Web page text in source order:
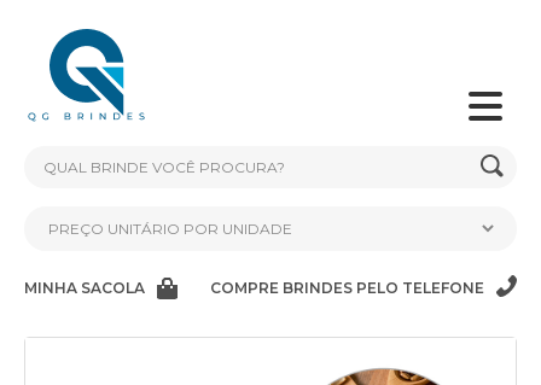
MINHA SACOLA COMPRE BRINDES PELO TELEFONE